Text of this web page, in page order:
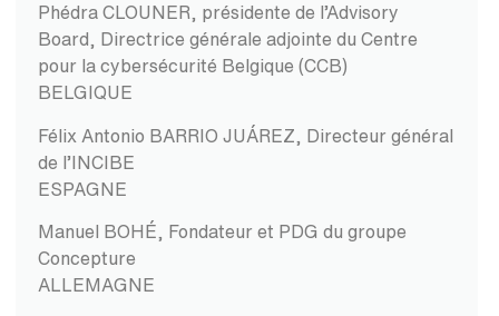
Phédra CLOUNER, présidente de l’Advisory
Board, Directrice générale adjointe du Centre
pour la cybersécurité Belgique (CCB)
BELGIQUE
Félix Antonio BARRIO JUÁREZ, Directeur général
de l’INCIBE
ESPAGNE
Manuel BOHÉ, Fondateur et PDG du groupe
Concepture
ALLEMAGNE